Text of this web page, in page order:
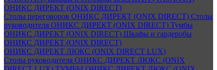
ОНИКС ДИРЕКТ (ONIX DIRECT)
Столы переговоров ОНИКС ДИРЕКТ (ONIX DIRECT) Столы
руководителя ОНИКС ДИРЕКТ (ONIX DIRECT) Тумбы
ОНИКС ДИРЕКТ (ONIX DIRECT) Шкафы и гардеробы
ОНИКС ДИРЕКТ (ONIX DIRECT)
ОНИКС ДИРЕКТ ЛЮКС (ONIX DIRECT LUX)
Столы руководителя ОНИКС ДИРЕКТ ЛЮКС (ONIX